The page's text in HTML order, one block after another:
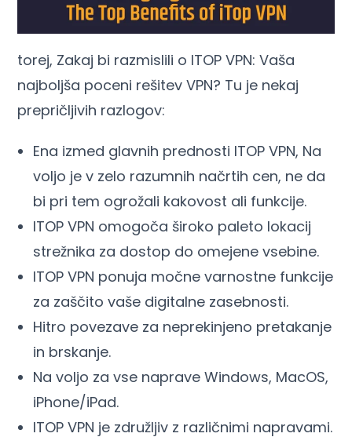
torej, Zakaj bi razmislili o ITOP VPN: Vaša
najboljša poceni rešitev VPN? Tu je nekaj
prepričljivih razlogov:
Ena izmed glavnih prednosti ITOP VPN, Na
voljo je v zelo razumnih načrtih cen, ne da
bi pri tem ogrožali kakovost ali funkcije.
ITOP VPN omogoča široko paleto lokacij
strežnika za dostop do omejene vsebine.
ITOP VPN ponuja močne varnostne funkcije
za zaščito vaše digitalne zasebnosti.
Hitro povezave za neprekinjeno pretakanje
in brskanje.
Na voljo za vse naprave Windows, MacOS,
iPhone/iPad.
ITOP VPN je združljiv z različnimi napravami.